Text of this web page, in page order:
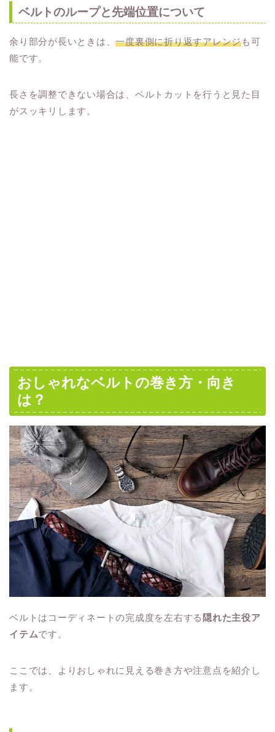
ベルトのループと先端位置について
余り部分が長いときは、一度裏側に折り返すアレンジも可
能です。
長さを調整できない場合は、ベルトカットを行うと見た目
がスッキリします。
おしゃれなベルトの巻き方・向き
は？
ベルトはコーディネートの完成度を左右する 隠れた主役ア
イテムです。
ここでは、よりおしゃれに見える巻き方や注意点を紹介し
ます。